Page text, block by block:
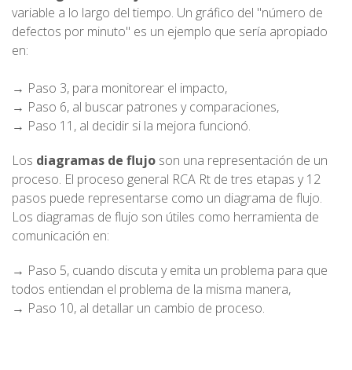
variable a lo largo del tiempo. Un gráfico del "número de
defectos por minuto" es un ejemplo que sería apropiado
en:
→ Paso 3, para monitorear el impacto,
→ Paso 6, al buscar patrones y comparaciones,
→ Paso 11, al decidir si la mejora funcionó.
Los diagramas de flujo son una representación de un
proceso. El proceso general RCA Rt de tres etapas y 12
pasos puede representarse como un diagrama de flujo.
Los diagramas de flujo son útiles como herramienta de
comunicación en:
→ Paso 5, cuando discuta y emita un problema para que
todos entiendan el problema de la misma manera,
→ Paso 10, al detallar un cambio de proceso.